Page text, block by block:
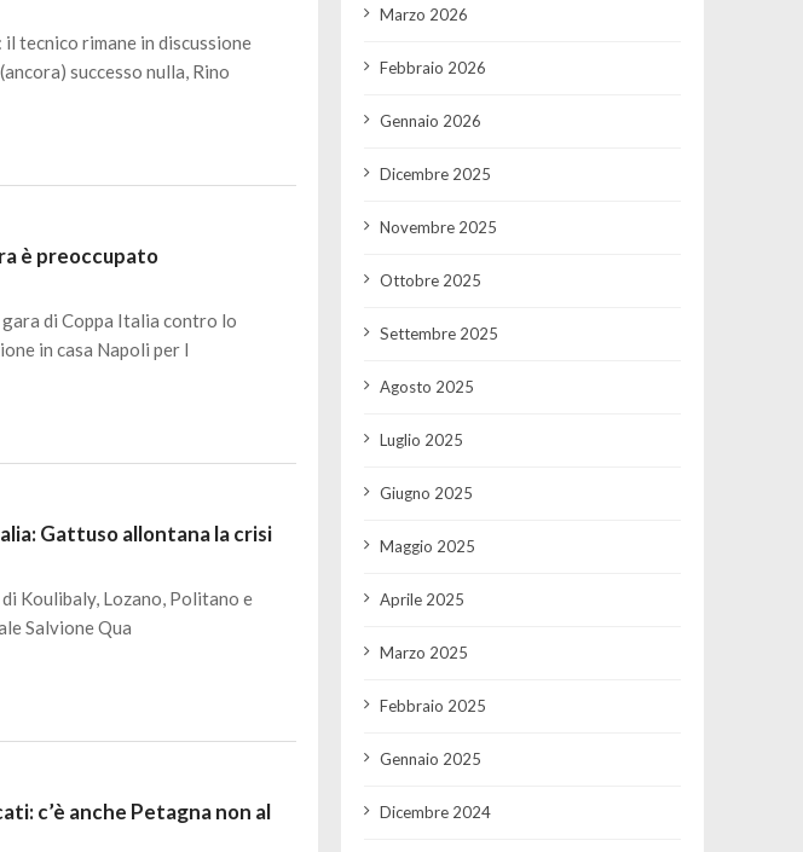
tecnico rimane in discussione
successo nulla, Rino
è preoccupato
di Coppa Italia contro lo
in casa Napoli per l
Gattuso allontana la crisi
Koulibaly, Lozano, Politano e
Salvione Qua
c’è anche Petagna non al
Marzo 2026
Febbraio 2026
Gennaio 2026
Dicembre 2025
Novembre 2025
Ottobre 2025
Settembre 2025
Agosto 2025
Luglio 2025
Giugno 2025
Maggio 2025
Aprile 2025
Marzo 2025
Febbraio 2025
Gennaio 2025
Dicembre 2024